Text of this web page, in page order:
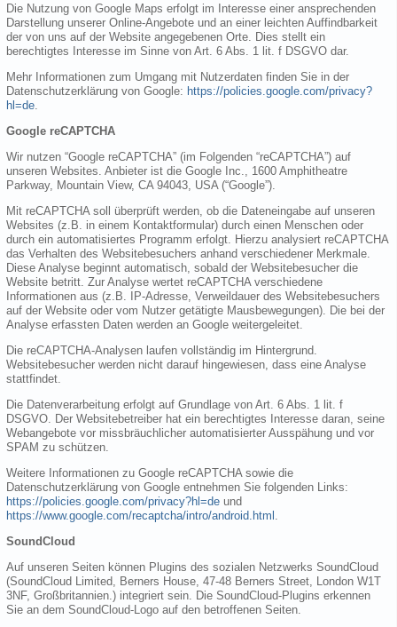
Die Nutzung von Google Maps erfolgt im Interesse einer ansprechenden
Darstellung unserer Online-Angebote und an einer leichten Auffindbarkeit
der von uns auf der Website angegebenen Orte. Dies stellt ein
berechtigtes Interesse im Sinne von Art. 6 Abs. 1 lit. f DSGVO dar.
Mehr Informationen zum Umgang mit Nutzerdaten finden Sie in der
Datenschutzerklärung von Google: https://policies.google.com/privacy?
hl=de
Google reCAPTCHA
Wir nutzen “Google reCAPTCHA” (im Folgenden “reCAPTCHA”) auf
unseren Websites. Anbieter ist die Google Inc., 1600 Amphitheatre
Parkway, Mountain View, CA 94043, USA (“Google”).
Mit reCAPTCHA soll überprüft werden, ob die Dateneingabe auf unseren
Websites (z.B. in einem Kontaktformular) durch einen Menschen oder
durch ein automatisiertes Programm erfolgt. Hierzu analysiert reCAPTCHA
das Verhalten des Websitebesuchers anhand verschiedener Merkmale.
Diese Analyse beginnt automatisch, sobald der Websitebesucher die
Website betritt. Zur Analyse wertet reCAPTCHA verschiedene
Informationen aus (z.B. IP-Adresse, Verweildauer des Websitebesuchers
auf der Website oder vom Nutzer getätigte Mausbewegungen). Die bei der
Analyse erfassten Daten werden an Google weitergeleitet.
Die reCAPTCHA-Analysen laufen vollständig im Hintergrund.
Websitebesucher werden nicht darauf hingewiesen, dass eine Analyse
stattfindet.
Die Datenverarbeitung erfolgt auf Grundlage von Art. 6 Abs. 1 lit. f
DSGVO. Der Websitebetreiber hat ein berechtigtes Interesse daran, seine
Webangebote vor missbräuchlicher automatisierter Ausspähung und vor
SPAM zu schützen.
Weitere Informationen zu Google reCAPTCHA sowie die
Datenschutzerklärung von Google entnehmen Sie folgenden Links:
https://policies.google.com/privacy?hl=de und
https://www.google.com/recaptcha/intro/android.html
SoundCloud
Auf unseren Seiten können Plugins des sozialen Netzwerks SoundCloud
(SoundCloud Limited, Berners House, 47-48 Berners Street, London W1T
3NF, Großbritannien.) integriert sein. Die SoundCloud-Plugins erkennen
Sie an dem SoundCloud-Logo auf den betroffenen Seiten.